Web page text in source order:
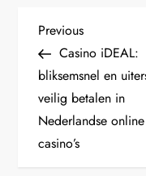
P
o
s
t
Previous
Post
Previous
Casino iDEAL:
bliksemsnel en
veilig betalen in
Nederlandse online
casino’s